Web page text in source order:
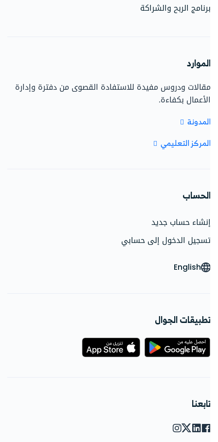
برنامج الربح والشراكة
الموارد
مقالات ودروس مفيدة للاستفادة القصوى من دفترة وإدارة
الأعمال بكفاءة.
المدونة
المركز التعليمي
الحساب
إنشاء حساب جديد
تسجيل الدخول إلى حسابي
English
تطبيقات الجوال
تابعنا